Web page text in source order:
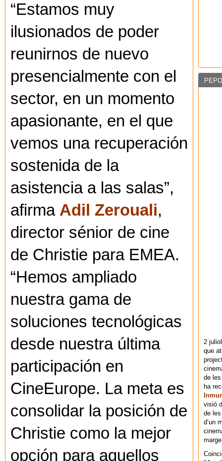
“Estamos muy
ilusionados de poder
reunirnos de nuevo
presencialmente con el
sector, en un momento
apasionante, en el que
vemos una recuperación
sostenida de la
asistencia a las salas”,
afirma Adil Zerouali,
director sénior de cine
de Christie para EMEA.
“Hemos ampliado
nuestra gama de
soluciones tecnológicas
desde nuestra última
participación en
CineEurope. La meta es
consolidar la posición de
Christie como la mejor
opción para aquellos
2
que
de
ha
visió
de
d’un